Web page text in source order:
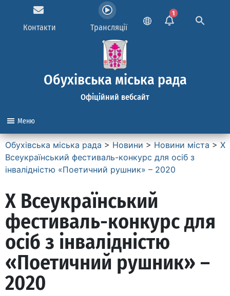
Контакти Трансляції
1
Обухівська міська рада
Офіційний вебсайт
Меню
Обухівська міська рада > Новини > Новини міста > Х
Всеукраїнський фестиваль-конкурс для осіб з
інвалідністю «Поетичний рушник» – 2020
Х Всеукраїнський
фестиваль-конкурс для
осіб з інвалідністю
«Поетичний рушник» –
2020